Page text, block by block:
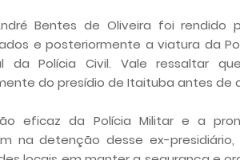
Bentes de Oliveira foi rendido
e posteriormente a viatura da
da Polícia Civil. Vale ressaltar
do presídio de Itaituba antes de
eficaz da Polícia Militar e a
na detenção desse ex-